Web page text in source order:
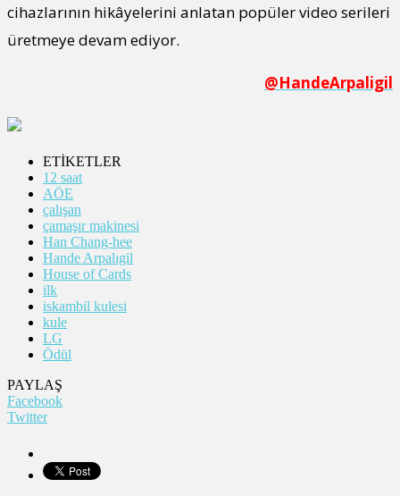
cihazlarının hikâyelerini anlatan popüler video serileri
üretmeye devam ediyor.
@HandeArpaligil
ETİKETLER
12 saat
AÖE
çalışan
çamaşır makinesi
Han Chang-hee
Hande Arpalıgil
House of Cards
ilk
iskambil kulesi
kule
LG
Ödül
PAYLAŞ
Facebook
Twitter